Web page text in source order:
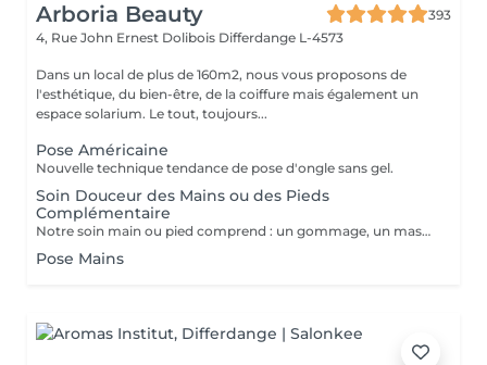
Arboria Beauty
393
4, Rue John Ernest Dolibois Differdange L-4573
Dans un local de plus de 160m2, nous vous proposons de
l'esthétique, du bien-être, de la coiffure mais également un
espace solarium. Le tout, toujours...
Pose Américaine
Nouvelle technique tendance de pose d'ongle sans gel.
Soin Douceur des Mains ou des Pieds
Complémentaire
Notre soin main ou pied comprend : un gommage, un masque, un massage et l'application d'une crème
Pose Mains